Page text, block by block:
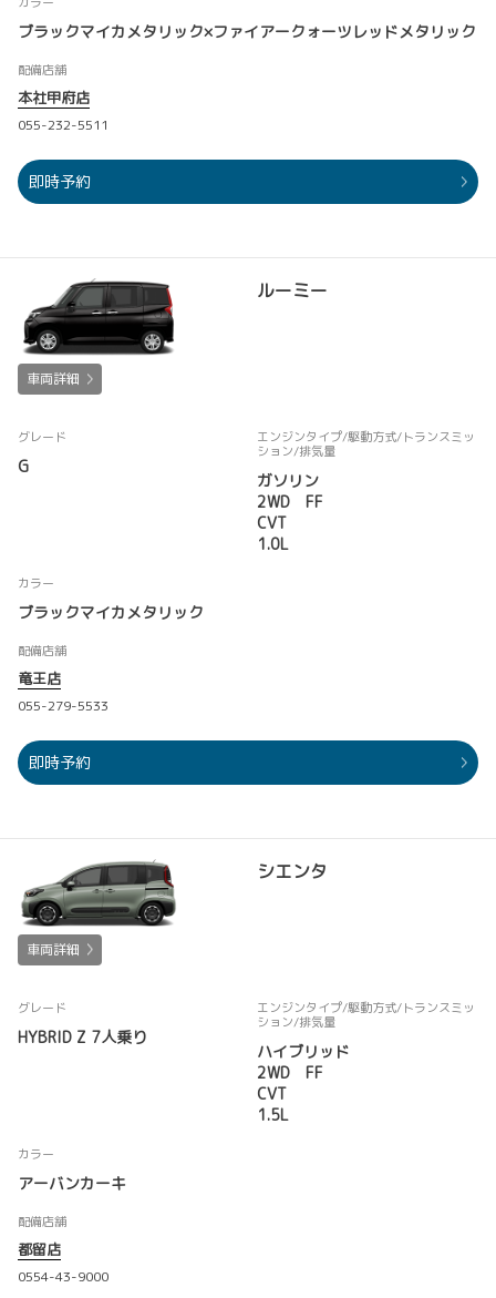
ブラックマイカメタリック×ファイアークォーツレッドメタリック
配備店舗
本社甲府店
055-232-5511
即時予約
ルーミー
車両詳細
グレード
G
エンジンタイプ/駆動方式/トランスミッ
ション/排気量
ガソリン
2WD FF
CVT
1.0L
カラー
ブラックマイカメタリック
配備店舗
竜王店
055-279-5533
即時予約
シエンタ
車両詳細
グレード
HYBRID Z 7人乗り
エンジンタイプ/駆動方式/トランスミッ
ション/排気量
ハイブリッド
2WD FF
CVT
1.5L
カラー
アーバンカーキ
配備店舗
都留店
0554-43-9000